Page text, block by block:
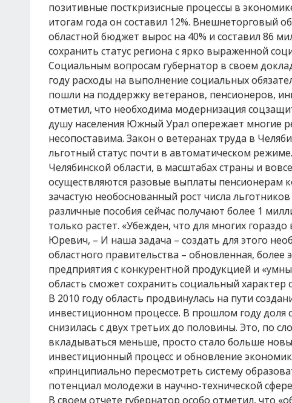
позитивные посткризисные процессы в
итогам года он составил 12%. Внешнеторговый
областной бюджет вырос на 40% и составил 86
сохранить статус региона с ярко выраженной
Социальным вопросам губернатор в своем
году расходы на выполнение социальных
пошли на поддержку ветеранов, пенсионеров,
отметил, что необходима модернизация
душу населения Южный Урал опережает многие
несопоставима. Закон о ветеранах труда в
льготный статус почти в автоматическом
Челябинской области, в масштабах страны и
осуществляются разовые выплаты пенсионерам
зачастую необоснованный рост числа
различные пособия сейчас получают более 1
только растет. «Убежден, что для многих
Юревич, – И наша задача – создать для этого
областного правительства – обновленная,
предприятия с конкурентной продукцией и
область сможет сохранить социальный характер
В 2010 году область продвинулась на пути
инвестиционном процессе. В прошлом году доля
снизилась с двух третьих до половины. Это, по
вкладываться меньше, просто стало больше
инвестиционный процесс и обновление
«принципиально пересмотреть систему
потенциал молодежи в научно-технической
В своем отчете губернатор особо отметил, что